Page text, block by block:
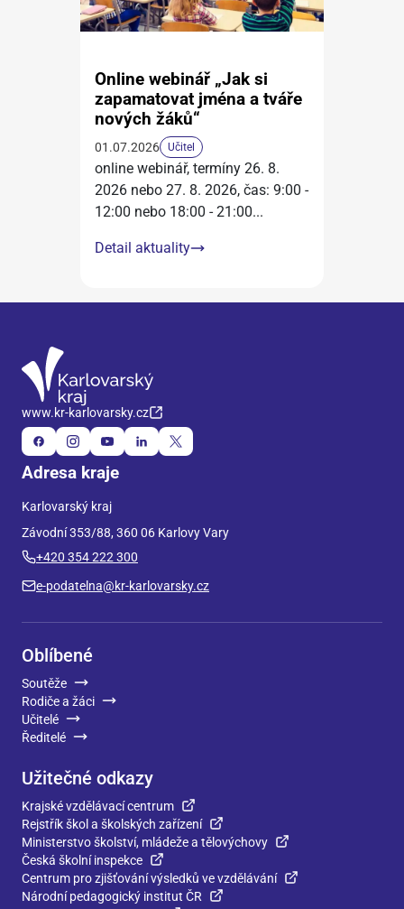
Online webinář „Jak si
zapamatovat jména a tváře
nových žáků“
01.07.2026 Učitel
online webinář, termíny 26. 8.
2026 nebo 27. 8. 2026, čas: 9:00 -
12:00 nebo 18:00 - 21:00...
Detail aktuality
www.kr-karlovarsky.cz
Adresa kraje
Karlovarský kraj
Závodní 353/88, 360 06 Karlovy Vary
+420 354 222 300
e-podatelna@kr-karlovarsky.cz
Oblíbené
Soutěže
Rodiče a žáci
Učitelé
Ředitelé
Užitečné odkazy
Krajské vzdělávací centrum
Rejstřík škol a školských zařízení
Ministerstvo školství, mládeže a tělovýchovy
Česká školní inspekce
Centrum pro zjišťování výsledků ve vzdělávání
Národní pedagogický institut ČR